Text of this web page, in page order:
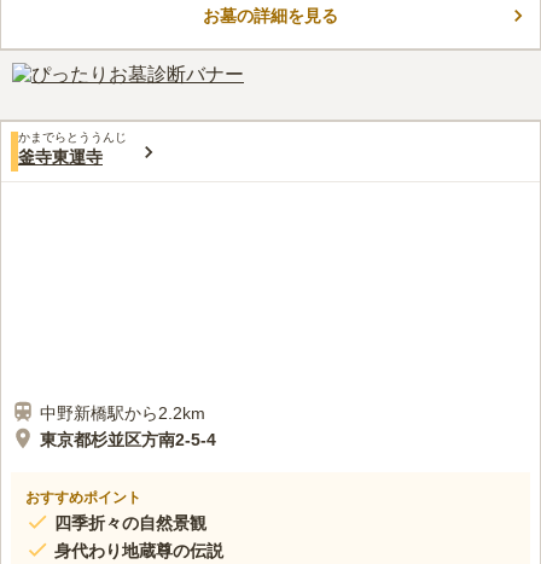
都心に位置する寺院ならではです。式場を2つ持ち、家族葬から
い魅力の一つです。
口コミ評価
お墓の詳細を見る
かまでらとううんじ
釜寺東運寺
中野新橋駅から2.2km
東京都杉並区方南2-5-4
おすすめポイント
四季折々の自然景観
身代わり地蔵尊の伝説